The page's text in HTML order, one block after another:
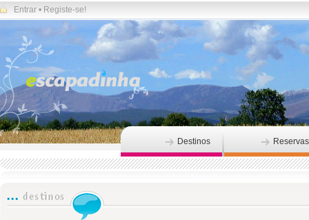
Entrar • Registe-se!
Destinos Reservas